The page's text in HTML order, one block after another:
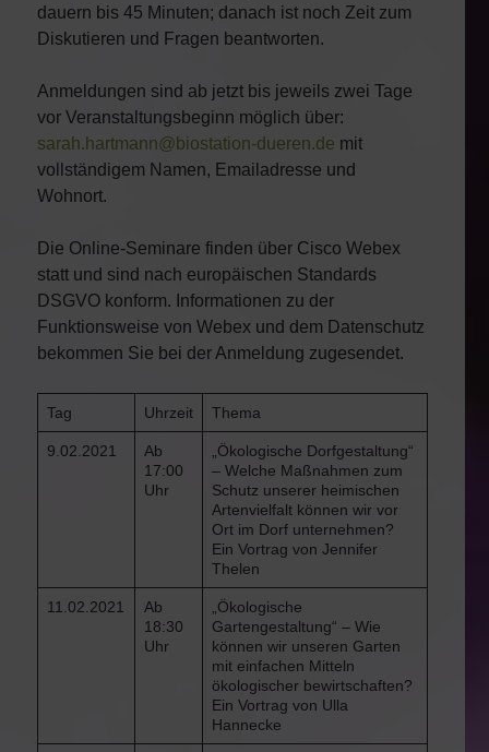
dauern bis 45 Minuten; danach ist noch Zeit zum
Diskutieren und Fragen beantworten.
Anmeldungen sind ab jetzt bis jeweils zwei Tage
vor Veranstaltungsbeginn möglich über:
sarah.hartmann@biostation-dueren.de mit
vollständigem Namen, Emailadresse und
Wohnort.
Die Online-Seminare finden über Cisco Webex
statt und sind nach europäischen Standards
DSGVO konform. Informationen zu der
Funktionsweise von Webex und dem Datenschutz
bekommen Sie bei der Anmeldung zugesendet.
Tag Uhrzeit Thema
9.02.2021
Ab
17:00
Uhr
„Ökologische Dorfgestaltung“
– Welche Maßnahmen zum
Schutz unserer heimischen
Artenvielfalt können wir vor
Ort im Dorf unternehmen?
Ein Vortrag von Jennifer
Thelen
11.02.2021
Ab
18:30
Uhr
„Ökologische
Gartengestaltung“ – Wie
können wir unseren Garten
mit einfachen Mitteln
ökologischer bewirtschaften?
Ein Vortrag von Ulla
Hannecke